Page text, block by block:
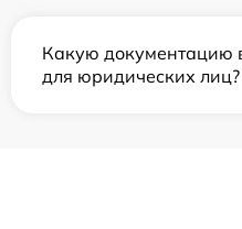
Какую документацию
для юридических лиц?